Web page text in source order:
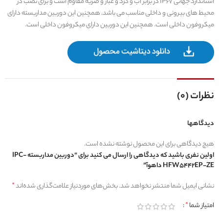
محیط های بیرونی و داخلی مناسب می باشد. همچنین این دوربین مداربسته دارای
میکروفون داخلی است. همچنین این دوربین دارای میکروفون داخلی است.
نظرات (0)
دیدگاهها
هیچ دیدگاهی برای این محصول نوشته نشده است.
اولین نفری باشید که دیدگاهی را ارسال می کنید برای “دوربین مداربسته IPC-
HFW5442EP-ZE داهوآ”
نشانی ایمیل شما منتشر نخواهد شد.بخش‌های موردنیاز علامت‌گذاری شده‌اند*
امتیاز شما*